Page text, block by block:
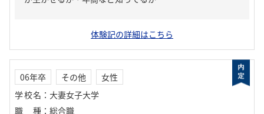
体験記の詳細はこちら
06年卒 その他
女性
学校名 ： 大妻女子大学
職種 ： 総合職